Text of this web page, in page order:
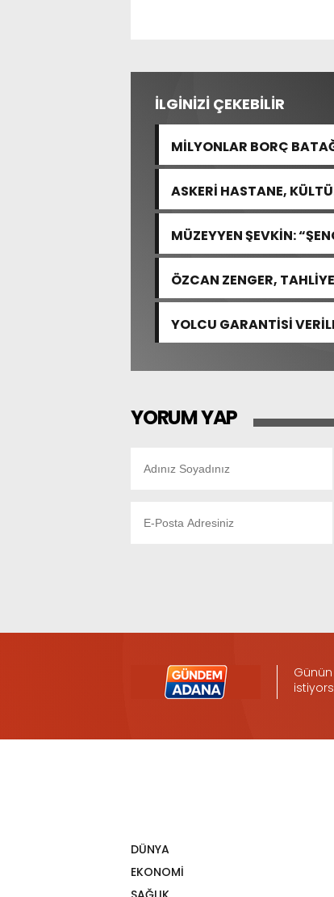
İLGİNİZİ ÇEKEBİLİR
MİLYONLAR BORÇ
“ARAŞTIRMAYALIM!”
ASKERİ HASTANE,
MÜZEYYEN ŞEVKİN:
ACISIDIR”
ÖZCAN ZENGER,
YOLCU GARANTİSİ
YORUM YAP
DÜNYA
EKONOMİ